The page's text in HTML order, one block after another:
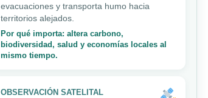
evacuaciones y transporta humo hacia
territorios alejados.
Por qué importa: altera carbono,
biodiversidad, salud y economías locales al
mismo tiempo.
OBSERVACIÓN SATELITAL